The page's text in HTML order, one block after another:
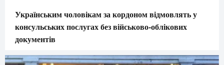
Українським чоловікам за кордоном відмовлять у
консульських послугах без військово-облікових
документів